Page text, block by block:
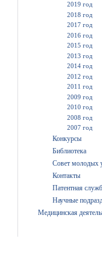
2019 год
2018 год
2017 год
2016 год
2015 год
2013 год
2014 год
2012 год
2011 год
2009 год
2010 год
2008 год
2007 год
Конкурсы
Библиотека
Совет молодых
Контакты
Патентная
Научные
Медицинская